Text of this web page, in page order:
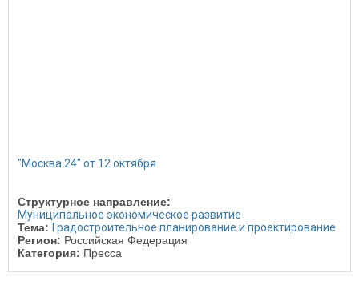
"Москва 24" от 12 октября
Структурное направление:
Муниципальное экономическое развитие
Тема: Градостроительное планирование и проектирование
Регион: Российская Федерация
Категория: Пресса